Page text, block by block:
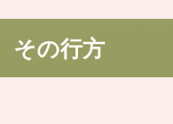
その行方